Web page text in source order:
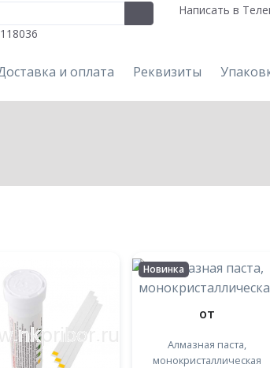
Написать в
и оплата
Реквизиты
Новинка
от
Алмазная паста,
монокристаллическая